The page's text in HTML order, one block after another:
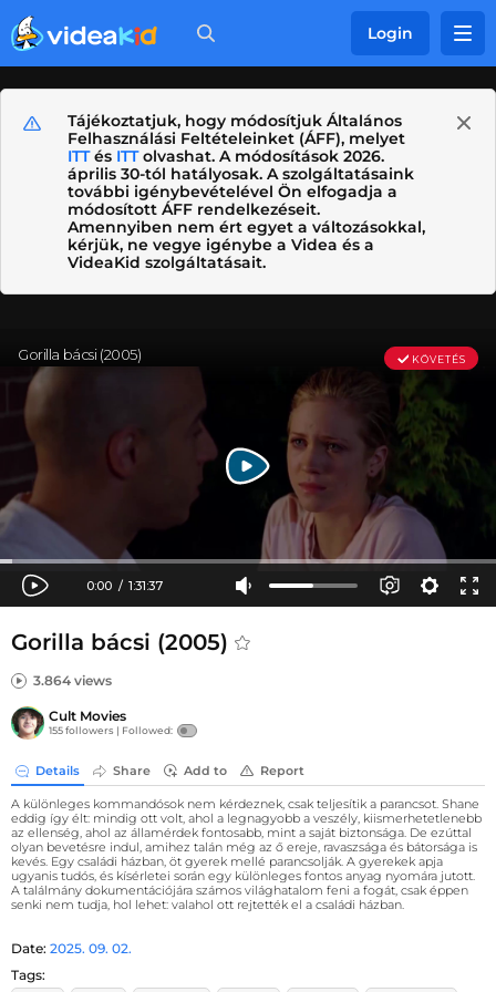
Login
Tájékoztatjuk, hogy módosítjuk Általános
Felhasználási Feltételeinket (ÁFF), melyet
ITTés ITTolvashat. A módosítások 2026.
április 30-tól hatályosak. A szolgáltatásaink
további igénybevételével Ön elfogadja a
módosított ÁFF rendelkezéseit.
Amennyiben nem ért egyet a változásokkal,
kérjük, ne vegye igénybe a Videa és a
VideaKid szolgáltatásait.
Gorilla bácsi (2005)
3.864 views
Cult Movies
155 followers | Followed:
Details Share Add to Report
A különleges kommandósok nem kérdeznek, csak teljesítik a parancsot. Shane
eddig így élt: mindig ott volt, ahol a legnagyobb a veszély, kiismerhetetlenebb
az ellenség, ahol az államérdek fontosabb, mint a saját biztonsága. De ezúttal
olyan bevetésre indul, amihez talán még az ő ereje, ravaszsága és bátorsága is
kevés. Egy családi házban, öt gyerek mellé parancsolják. A gyerekek apja
ugyanis tudós, és kísérletei során egy különleges fontos anyag nyomára jutott.
A találmány dokumentációjára számos világhatalom feni a fogát, csak éppen
senki nem tudja, hol lehet: valahol ott rejtették el a családi házban.
Date: 2025. 09. 02.
Tags: